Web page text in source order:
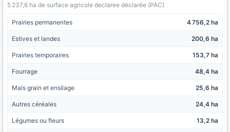
5 237,6 ha de surface agricole declaree déclarée (PAC)
Prairies permanentes 4 756,2 ha
Estives et landes 200,6 ha
Prairies temporaires 153,7 ha
Fourrage 48,4 ha
Maïs grain et ensilage 25,6 ha
Autres céréales 24,4 ha
Légumes ou fleurs 13,2 ha